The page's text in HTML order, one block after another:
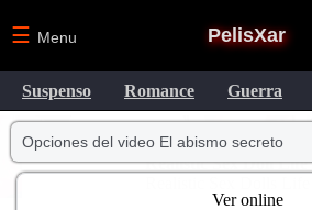
PelisXar
☰ Menu
Suspenso Romance Guerra
Opciones del video El abismo secreto
Ver online